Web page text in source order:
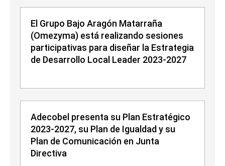
El Grupo Bajo Aragón Matarraña
(Omezyma) está realizando sesiones
participativas para diseñar la Estrategia
de Desarrollo Local Leader 2023-2027
Adecobel presenta su Plan Estratégico
2023-2027, su Plan de Igualdad y su
Plan de Comunicación en Junta
Directiva